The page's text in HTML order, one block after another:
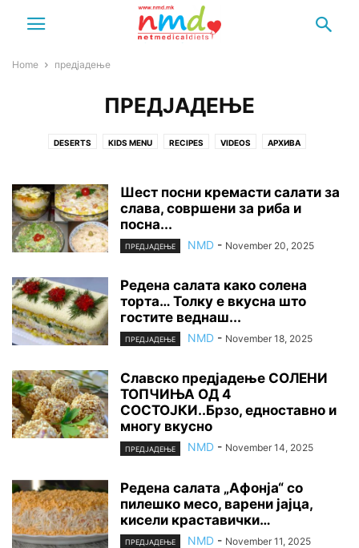
Home предјадење
ПРЕДЈАДЕЊЕ
DESERTS KIDS MENU RECIPES VIDEOS АРХИВА
ДОКТОРИ ЕСТРАДА
МЛЕЧНИ ПРОИЗВОДИ НАПИТОК НАРОДНА МЕДИЦИНА
НУТРИЦИОНИЗАМ ОБИЧАИ ОСТАНАТО
ПОГАЧА ПОЛИТИКА ЗА ПРИВАТНОСТ ПОСНИ КОЛАЧИ
ПСИХОЛОГИЈА РЕЛИГИЈА РЕЦЕПТИ РИБА САЛАТИ
СИТНИ КОЛАЧИ СЛАТКО ЏЕМ МАРМАЛАД СОКОВИ СУПИ И ЧОРБИ
ТЕСТО ТОРТА УСЛОВИ ЗА КОРИСТЕЊЕ
Шест посни кремасти салати за
слава, совршени за риба и
посна...
ПРЕДЈАДЕЊЕ NMD - November 20, 2025
Редена салата како солена
торта… Толку е вкусна што
гостите веднаш...
ПРЕДЈАДЕЊЕ NMD - November 18, 2025
Славско предјадење СОЛЕНИ
ТОПЧИЊА ОД 4
СОСТОЈКИ..Брзо, едноставно и
многу вкусно
ПРЕДЈАДЕЊЕ NMD - November 14, 2025
Редена салата „Афонја“ со
пилешко месо, варени јајца,
кисели краставички…
ПРЕДЈАДЕЊЕ NMD - November 11, 2025